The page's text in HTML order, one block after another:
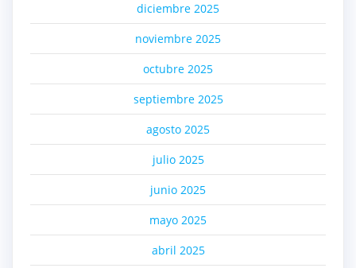
diciembre 2025
noviembre 2025
octubre 2025
septiembre 2025
agosto 2025
julio 2025
junio 2025
mayo 2025
abril 2025